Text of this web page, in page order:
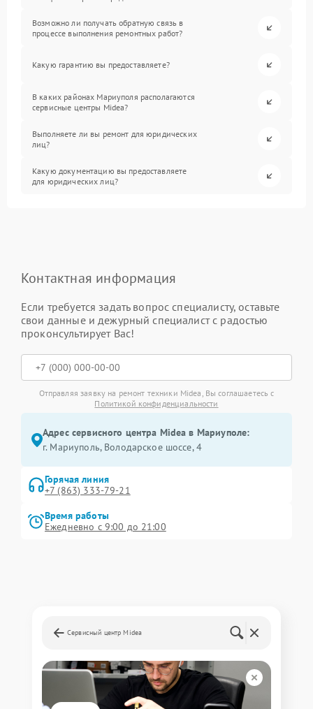
Возможно ли получать обратную связь в
процессе выполнения ремонтных работ?
Какую гарантию вы предоставляете?
В каких районах Мариуполя располагаются
сервисные центры Midea?
Выполняете ли вы ремонт для юридических
лиц?
Какую документацию вы предоставляете
для юридических лиц?
Контактная информация
Если требуется задать вопрос специалисту, оставьте
свои данные и дежурный специалист с радостью
проконсультирует Вас!
Отправляя заявку на ремонт техники Midea, Вы соглашаетесь с
Политикой конфиденциальности
Адрес сервисного центра Midea в Мариуполе:
г. Мариуполь, Володарское шоссе, 4
Горячая линия
+7 (863) 333-79-21
Время работы
Ежедневно с 9:00 до 21:00
Сервисный центр Midea